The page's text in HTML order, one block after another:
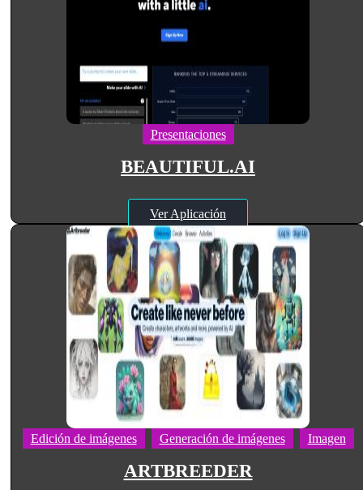
Presentaciones
BEAUTIFUL.AI
Ver Aplicación
Edición de imágenes Generación de imágenes Imagen
ARTBREEDER